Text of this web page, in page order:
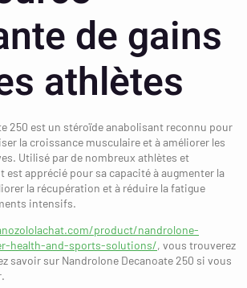
de gains
athlètes
250 est un stéroïde anabolisant reconnu pour
la croissance musculaire et à améliorer les
Utilisé par de nombreux athlètes et
apprécié pour sa capacité à augmenter la
la récupération et à réduire la fatigue
intensifs.
product/nandrolone-
health-and-sports-solutions/, vous trouverez
savoir sur Nandrolone Decanoate 250 si vous